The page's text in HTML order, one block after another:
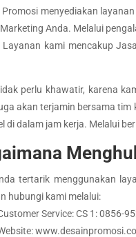
Promosi menyediakan
Anda. Melalui
kami mencakup
perlu khawatir, karena
akan terjamin bersama
di dalam jam kerja. Melalui
tertarik menggunakan
hubungi kami melalui:
Service: CS 1: 0856-